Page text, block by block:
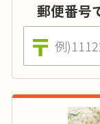
割程度減ります。
たんぱく質
ン、水分に
す。持病を
くことをお
郵便番号